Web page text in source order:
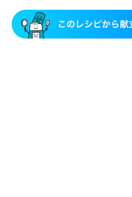
妊婦健診・血圧が気になる（初期）
妊婦健診・血糖値が気になる（初期）
妊娠糖尿病(初期)